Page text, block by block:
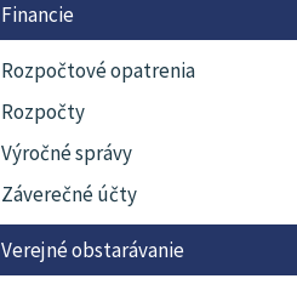
Financie
Rozpočtové opatrenia
Rozpočty
Výročné správy
Záverečné účty
Verejné obstarávanie